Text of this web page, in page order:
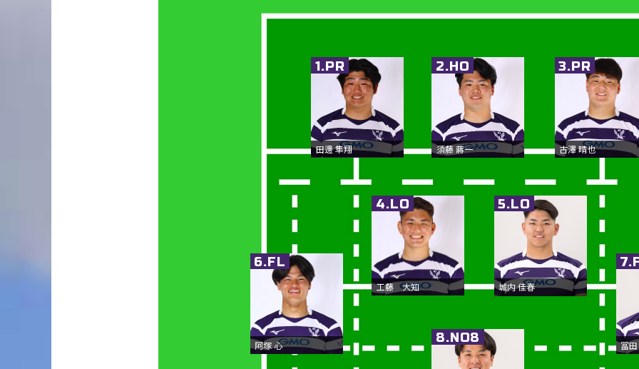
1.PR
田邊 隼翔
2.HO
須藤 蔣一
3.PR
古澤 晴也
4.LO
工藤 大知
5.LO
城内 佳春
6.FL
阿塚 心 冨
8.NO8